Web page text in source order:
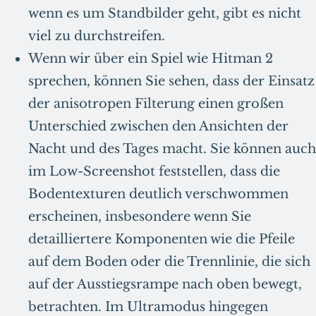
wenn es um Standbilder geht, gibt es nicht
viel zu durchstreifen.
Wenn wir über ein Spiel wie Hitman 2
sprechen, können Sie sehen, dass der Einsatz
der anisotropen Filterung einen großen
Unterschied zwischen den Ansichten der
Nacht und des Tages macht. Sie können auch
im Low-Screenshot feststellen, dass die
Bodentexturen deutlich verschwommen
erscheinen, insbesondere wenn Sie
detailliertere Komponenten wie die Pfeile
auf dem Boden oder die Trennlinie, die sich
auf der Ausstiegsrampe nach oben bewegt,
betrachten. Im Ultramodus hingegen